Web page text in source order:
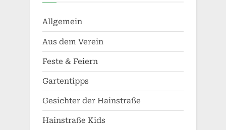
Allgemein
Aus dem Verein
Feste & Feiern
Gartentipps
Gesichter der Hainstraße
Hainstraße Kids